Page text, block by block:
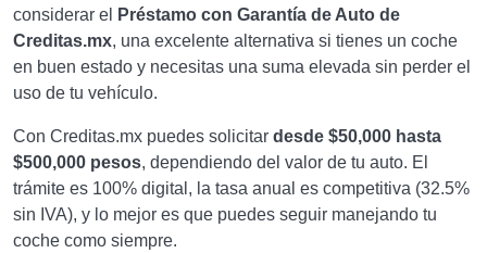
considerar el
Préstamo con Garantía de Auto de
Creditas.mx, una excelente alternativa si tienes un coche
en buen estado y necesitas una suma elevada sin perder el
uso de tu vehículo.
Con Creditas.mx puedes solicitar desde $50,000 hasta
$500,000 pesos, dependiendo del valor de tu auto. El
trámite es 100% digital, la tasa anual es competitiva (32.5%
sin IVA), y lo mejor es que puedes seguir manejando tu
coche como siempre.